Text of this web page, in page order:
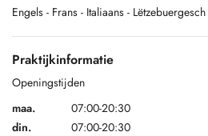
Engels - Frans - Italiaans - Lëtzebuergesch
Praktijkinformatie
Openingstijden
maa.
07:00-20:30
din.
07:00-20:30